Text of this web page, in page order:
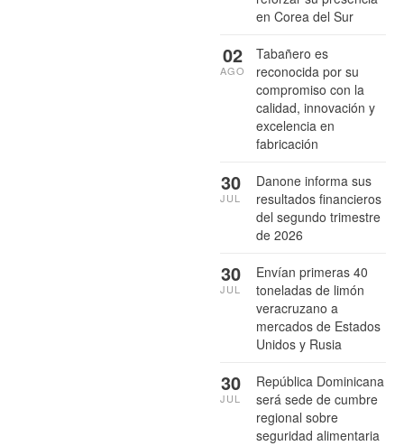
en Corea del Sur
Tabañero es
reconocida por su
compromiso con la
calidad, innovación y
excelencia en
fabricación
02
AGO
Danone informa sus
resultados financieros
del segundo trimestre
de 2026
30
JUL
Envían primeras 40
toneladas de limón
veracruzano a
mercados de Estados
Unidos y Rusia
30
JUL
República Dominicana
será sede de cumbre
regional sobre
seguridad alimentaria
30
JUL